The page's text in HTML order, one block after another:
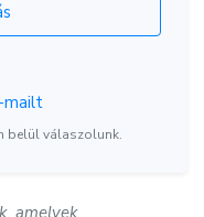
mailt
belül válaszolunk.
amelyek